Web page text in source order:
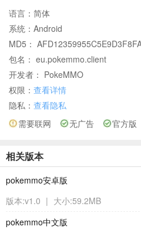
语言： 简体
系统： Android
MD5：
包名： eu.pokemmo.client
开发者： PokeMMO
权限： 查看详情
隐私： 查看隐私
需要联网 无广告 官方版
相关版本
pokemmo安卓版
版本:v1.0 | 大小:59.2MB
pokemmo中文版